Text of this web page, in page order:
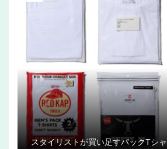
スタイリストが買い足すパックTシ